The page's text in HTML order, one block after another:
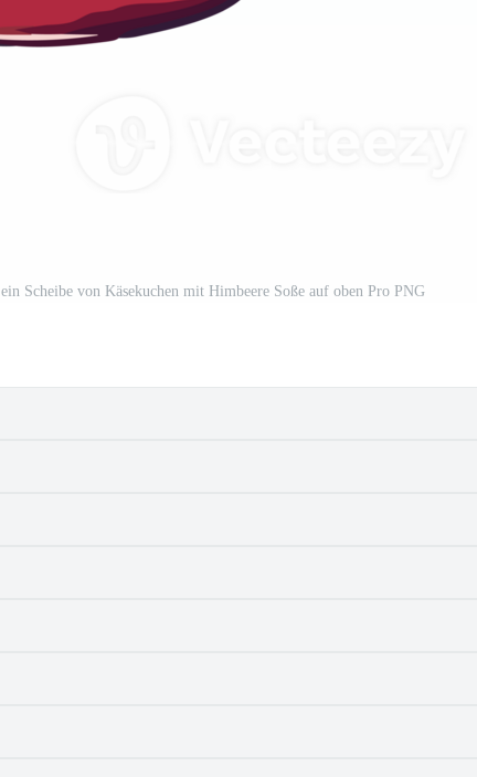
ein Scheibe von Käsekuchen mit Himbeere Soße auf oben Pro PNG